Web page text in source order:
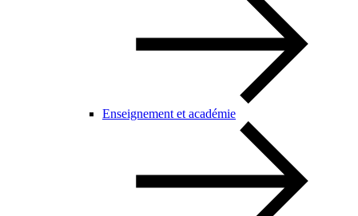
Enseignement et académie